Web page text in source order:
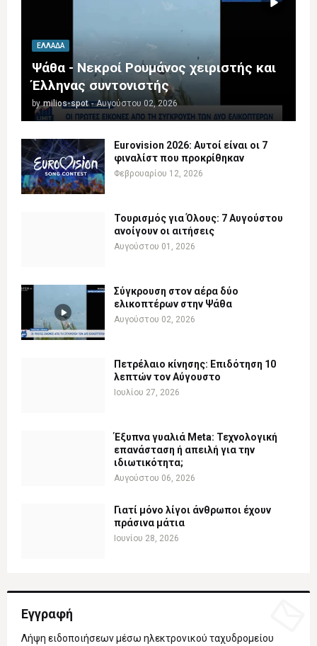
ΕΛΛΆΔΑ
Ψάθα - Νεκροί Ρουμάνος χειριστής και
Έλληνας συντονιστής
by milios-spot - Αυγούστου 02, 2026
Eurovision 2026: Αυτοί είναι οι 7
φιναλίστ που προκρίθηκαν
Φεβρουαρίου 12, 2026
Τουρισμός για Όλους: 7 Αυγούστου
ανοίγουν οι αιτήσεις
Αυγούστου 01, 2026
Σύγκρουση στον αέρα δύο
ελικοπτέρων στην Ψάθα
Αυγούστου 02, 2026
Πετρέλαιο κίνησης: Επιδότηση 10
λεπτών τον Αύγουστο
Ιουλίου 27, 2026
Έξυπνα γυαλιά Meta: Τεχνολογική
επανάσταση ή απειλή για την
ιδιωτικότητα;
Αυγούστου 06, 2026
Γιατί μόνο λίγοι άνθρωποι έχουν
πράσινα μάτια
Ιουνίου 28, 2026
Εγγραφή
Λήψη ειδοποιήσεων μέσω ηλεκτρονικού ταχυδρομείου